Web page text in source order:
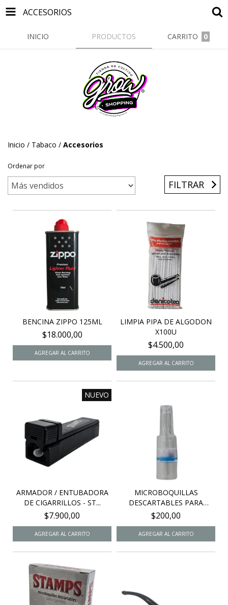
ACCESORIOS
INICIO PRODUCTOS CARRITO 0
Inicio / Tabaco / Accesorios
Ordenar por
FILTRAR
BENCINA ZIPPO 125ML
$18.000,00
LIMPIA PIPA DE ALGODON
X100U
$4.500,00
NUEVO
ARMADOR / ENTUBADORA
DE CIGARRILLOS - ST...
$7.900,00
MICROBOQUILLAS
DESCARTABLES PARA
CIGARRI...
$200,00